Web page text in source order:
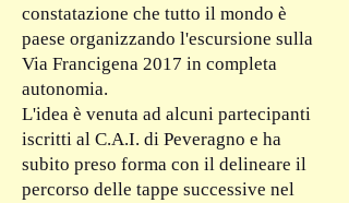
constatazione che tutto il mondo è
paese organizzando l'escursione sulla
Via Francigena 2017 in completa
autonomia.
L'idea è venuta ad alcuni partecipanti
iscritti al C.A.I. di Peveragno e ha
subito preso forma con il delineare il
percorso delle tappe successive nel